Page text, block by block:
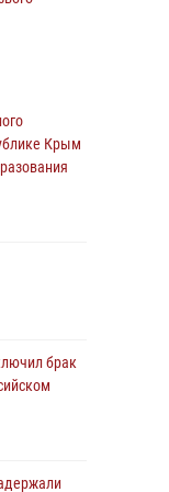
кражи
Крым
брак